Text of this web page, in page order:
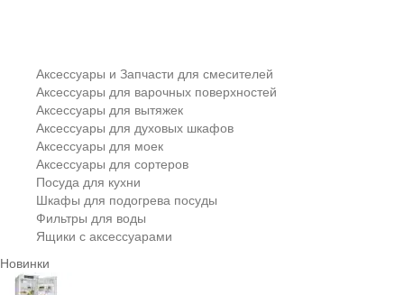
Аксессуары и Запчасти для смесителей
Аксессуары для варочных поверхностей
Аксессуары для вытяжек
Аксессуары для духовых шкафов
Аксессуары для моек
Аксессуары для сортеров
Посуда для кухни
Шкафы для подогрева посуды
Фильтры для воды
Ящики с аксессуарами
Новинки